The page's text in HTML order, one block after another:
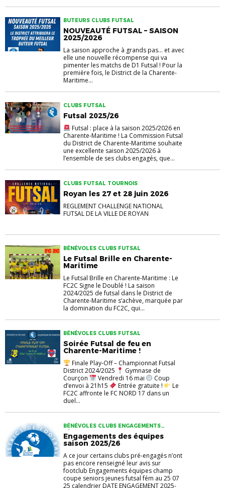
BUTEURS CLUBS FUTSAL
NOUVEAUTÉ FUTSAL – SAISON
2025/2026
La saison approche à grands pas… et avec
elle une nouvelle récompense qui va
pimenter les matchs de D1 Futsal ! Pour la
première fois, le District de la Charente-
Maritime...
CLUBS FUTSAL
Futsal 2025/26
Futsal : place à la saison 2025/2026 en
Charente-Maritime ! La Commission Futsal
du District de Charente-Maritime souhaite
une excellente saison 2025/2026 à
l’ensemble de ses clubs engagés, que...
CLUBS FUTSAL TOURNOIS
Royan les 27 et 28 juin 2026
REGLEMENT CHALLENGE NATIONAL
FUTSAL DE LA VILLE DE ROYAN
BÉNÉVOLES CLUBS FUTSAL
Le Futsal Brille en Charente-
Maritime
Le Futsal Brille en Charente-Maritime : Le
FC2C Signe le Doublé ! La saison
2024/2025 de futsal dans le District de
Charente-Maritime s’achève, marquée par
la domination du FC2C, qui...
BÉNÉVOLES CLUBS FUTSAL
Soirée Futsal de feu en
Charente-Maritime !
Finale Play-Off – Championnat Futsal
District 2024/2025
Gymnase de
Courçon
Vendredi 16 mai
Coup
d’envoi à 21h15
Entrée gratuite !
Le
FC2C affronte le FC NORD 17 dans un
duel...
BÉNÉVOLES CLUBS ENGAGEMENTS
FÉMININES FUTSAL JEUNES SENIORS
Engagements des équipes
saison 2025/26
A ce jour certains clubs pré-engagés n’ont
pas encore renseigné leur avis sur
footclub Engagements équipes champ
coupe seniors jeunes futsal fém au 25 07
25 calendrier DATE ENGAGEMENT 2025-